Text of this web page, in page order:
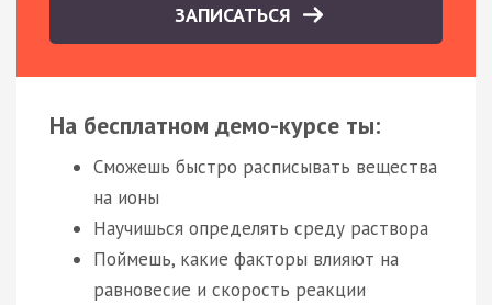
ЗАПИСАТЬСЯ
На бесплатном демо-курсе ты:
Сможешь быстро расписывать вещества
на ионы
Научишься определять среду раствора
Поймешь, какие факторы влияют на
равновесие и скорость реакции